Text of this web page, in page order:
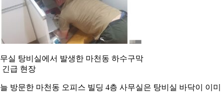
실 탕비실에서 발생한 마천동 하수구막
긴급 현장
방문한 마천동 오피스 빌딩 4층 사무실은 탕비실 바닥이 이미